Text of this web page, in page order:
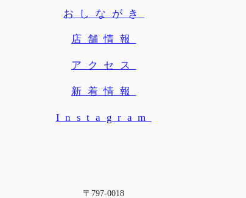
おしながき
店舗情報
アクセス
新着情報
Instagram
〒797-0018